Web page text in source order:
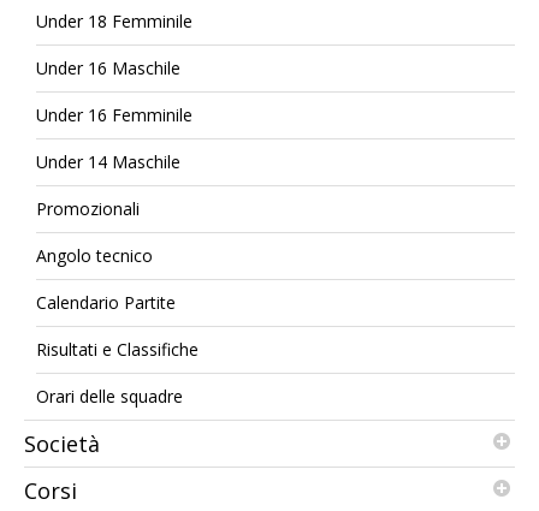
Under 18 Femminile
Under 16 Maschile
Under 16 Femminile
Under 14 Maschile
Promozionali
Angolo tecnico
Calendario Partite
Risultati e Classifiche
Orari delle squadre
Società
Corsi